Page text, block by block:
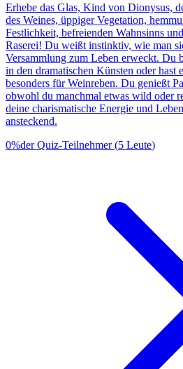
Erhebe das Glas, Kind von Dionysus,
des Weines, üppiger Vegetation,
Festlichkeit, befreienden Wahnsinns
Raserei! Du weißt instinktiv, wie man
Versammlung zum Leben erweckt. Du
in den dramatischen Künsten oder hast
besonders für Weinreben. Du genießt
obwohl du manchmal etwas wild oder
deine charismatische Energie und
ansteckend.
0%der Quiz-Teilnehmer(5 Leute)